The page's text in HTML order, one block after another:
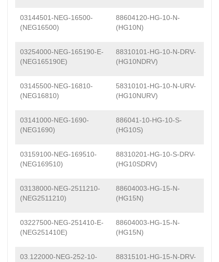
03144501-NEG-16500-
(NEG16500)
88604120-HG-10-N-
(HG10N)
03254000-NEG-165190-E-
(NEG165190E)
88310101-HG-10-N-DRV-
(HG10NDRV)
03145500-NEG-16810-
(NEG16810)
58310101-HG-10-N-URV-
(HG10NURV)
03141000-NEG-1690-
(NEG1690)
886041-10-HG-10-S-
(HG10S)
03159100-NEG-169510-
(NEG169510)
88310201-HG-10-S-DRV-
(HG10SDRV)
03138000-NEG-2511210-
(NEG2511210)
88604003-HG-15-N-
(HG15N)
03227500-NEG-251410-E-
(NEG251410E)
88604003-HG-15-N-
(HG15N)
03.122000-NEG-252-10-
88315101-HG-15-N-DRV-